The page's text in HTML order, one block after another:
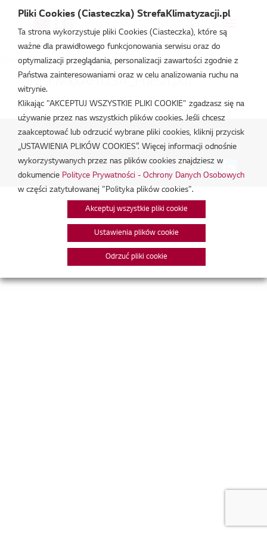
Strefa Klimatyzacji /FM56AH.U34
IM_FMxxAH.U34_Polish.pdf
lut 19, 2026
Polityka Prywatności - Ochrona danych osobowych.|
Zarządzaj zgodami na pliki cookie
Połącz:
Pliki Cookies (Ciasteczka) StrefaKlimatyzacji.pl
Ta strona wykorzystuje pliki Cookies (Ciasteczka), które są
ważne dla prawidłowego funkcjonowania serwisu oraz do
optymalizacji przeglądania, personalizacji zawartości zgodnie z
Państwa zainteresowaniami oraz w celu analizowania ruchu na
witrynie.
Klikając "AKCEPTUJ WSZYSTKIE PLIKI COOKIE" zgadzasz się na
używanie przez nas wszystkich plików cookies. Jeśli chcesz
zaakceptować lub odrzucić wybrane pliki cookies, kliknij przycisk
„USTAWIENIA PLIKÓW COOKIES”. Więcej informacji odnośnie
wykorzystywanych przez nas plików cookies znajdziesz w
dokumencie Polityce Prywatności - Ochrony Danych Osobowych
w części zatytułowanej "Polityka plików cookies".
Akceptuj wszystkie pliki cookie
Ustawienia plików cookie
Odrzuć pliki cookie